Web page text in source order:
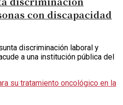
con discapacidad
discriminación laboral y
a una institución pública del